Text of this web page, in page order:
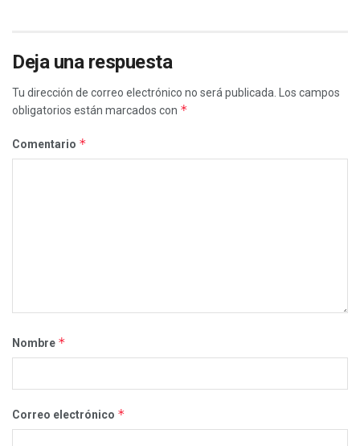
Deja una respuesta
Tu dirección de correo electrónico no será publicada.
Los campos
obligatorios están marcados con *
Comentario *
Nombre *
Correo electrónico *